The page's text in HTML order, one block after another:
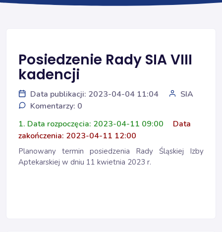
Posiedzenie Rady SIA VIII
kadencji
Data publikacji: 2023-04-04 11:04
SIA
Komentarzy: 0
1. Data rozpoczęcia: 2023-04-11 09:00
Data
zakończenia: 2023-04-11 12:00
Planowany termin posiedzenia Rady Śląskiej Izby
Aptekarskiej w dniu 11 kwietnia 2023 r.